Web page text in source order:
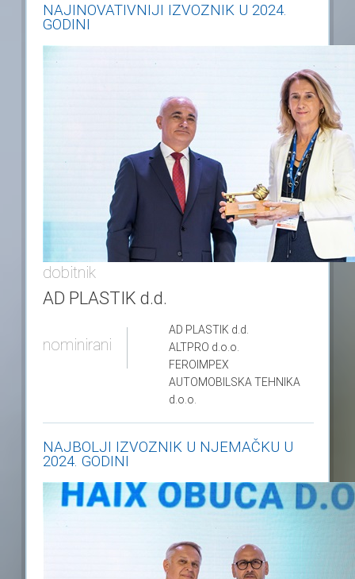
NAJINOVATIVNIJI IZVOZNIK U 2024.
GODINI
dobitnik
AD PLASTIK d.d.
nominirani
AD PLASTIK d.d.
ALTPRO d.o.o.
FEROIMPEX
AUTOMOBILSKA TEHNIKA
d.o.o.
NAJBOLJI IZVOZNIK U NJEMAČKU U
2024. GODINI